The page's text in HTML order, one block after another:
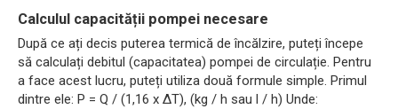
Calculul capacității pompei necesare
După ce ați decis puterea termică de încălzire, puteți începe
să calculați debitul (capacitatea) pompei de circulație. Pentru
a face acest lucru, puteți utiliza două formule simple. Primul
dintre ele: P = Q / (1,16 x ΔT), (kg / h sau l / h) Unde: